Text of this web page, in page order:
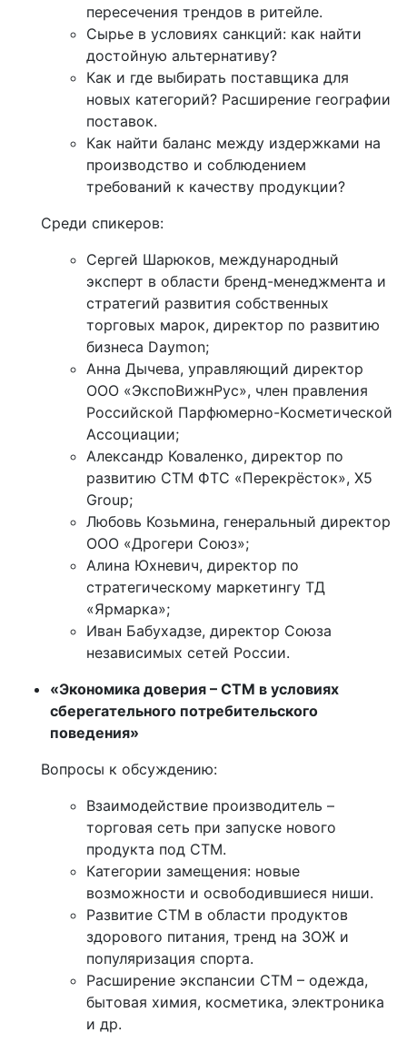
пересечения трендов в ритейле.
Сырье в условиях санкций: как найти
достойную альтернативу?
Как и где выбирать поставщика для
новых категорий? Расширение географии
поставок.
Как найти баланс между издержками на
производство и соблюдением
требований к качеству продукции?
Среди спикеров:
Сергей Шарюков, международный
эксперт в области бренд-менеджмента и
стратегий развития собственных
торговых марок, директор по развитию
бизнеса Daymon;
Анна Дычева, управляющий директор
ООО «ЭкспоВижнРус», член правления
Российской Парфюмерно-Косметической
Ассоциации;
Александр Коваленко, директор по
развитию СТМ ФТС «Перекрёсток», X5
Group;
Любовь Козьмина, генеральный директор
ООО «Дрогери Союз»;
Алина Юхневич, директор по
стратегическому маркетингу ТД
«Ярмарка»;
Иван Бабухадзе, директор Союза
независимых сетей России.
«Экономика доверия – СТМ в условиях
сберегательного потребительского
поведения»
Вопросы к обсуждению:
Взаимодействие производитель –
торговая сеть при запуске нового
продукта под СТМ.
Категории замещения: новые
возможности и освободившиеся ниши.
Развитие СТМ в области продуктов
здорового питания, тренд на ЗОЖ и
популяризация спорта.
Расширение экспансии СТМ – одежда,
бытовая химия, косметика, электроника
и др.